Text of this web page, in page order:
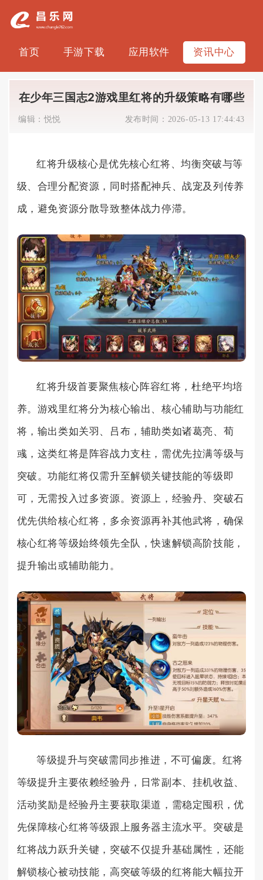
首页 手游下载 应用软件 资讯中心
在少年三国志2游戏里红将的升级策略有哪些
编辑： 悦悦 发布时间： 2026-05-13 17:44:43
红将升级核心是优先核心红将、均衡突破与等
级、合理分配资源，同时搭配神兵、战宠及列传养
成，避免资源分散导致整体战力停滞。
红将升级首要聚焦核心阵容红将，杜绝平均培
养。游戏里红将分为核心输出、核心辅助与功能红
将，输出类如关羽、吕布，辅助类如诸葛亮、荀
彧，这类红将是阵容战力支柱，需优先拉满等级与
突破。功能红将仅需升至解锁关键技能的等级即
可，无需投入过多资源。资源上，经验丹、突破石
优先供给核心红将，多余资源再补其他武将，确保
核心红将等级始终领先全队，快速解锁高阶技能，
提升输出或辅助能力。
等级提升与突破需同步推进，不可偏废。红将
等级提升主要依赖经验丹，日常副本、挂机收益、
活动奖励是经验丹主要获取渠道，需稳定囤积，优
先保障核心红将等级跟上服务器主流水平。突破是
红将战力跃升关键，突破不仅提升基础属性，还能
解锁核心被动技能，高突破等级的红将能大幅拉开